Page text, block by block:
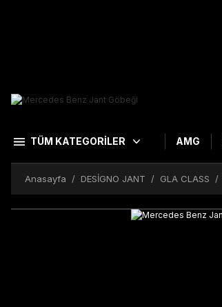
TÜM KATEGORİLER AMG
Anasayfa DESİGNO JANT GLA CLASS